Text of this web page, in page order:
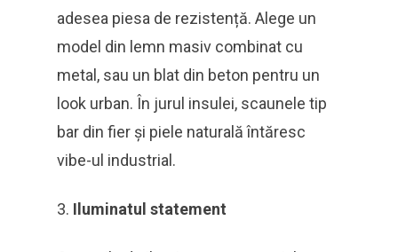
adesea piesa de rezistență. Alege un
model din lemn masiv combinat cu
metal, sau un blat din beton pentru un
look urban. În jurul insulei, scaunele tip
bar din fier și piele naturală întăresc
vibe-ul industrial.
Iluminatul statement